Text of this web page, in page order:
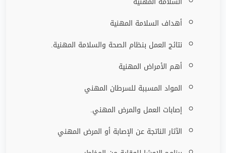
أهداف السلامة المهنية
نتائج العمل بنظام الصحة والسلامة المهنية.
أهم الأمراض المهنية
المواد المسببة للسرطان المهني
إصابات العمل والمرض المهني.
الآثار الناتجة عن الإصابة أو المرض المهني